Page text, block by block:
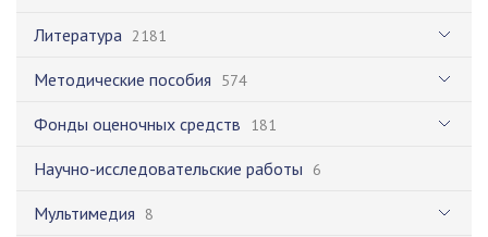
Литература 2181
Методические пособия 574
Фонды оценочных средств 181
Научно-исследовательские работы 6
Мультимедия 8